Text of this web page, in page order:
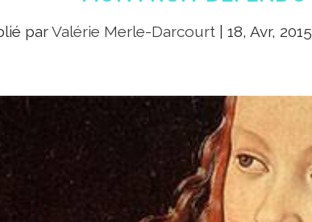
parValérie Merle-Darcourt| 18, Avr, 2015